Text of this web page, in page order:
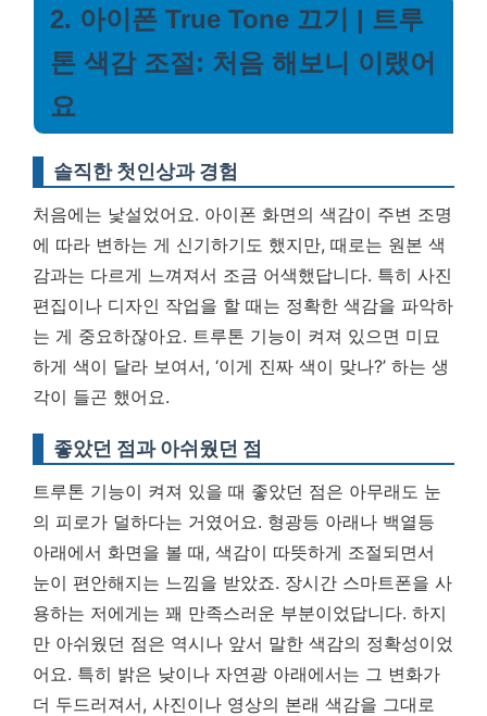
2. 아이폰 True Tone 끄기 | 트루
톤 색감 조절: 처음 해보니 이랬어
요
솔직한 첫인상과 경험
처음에는 낯설었어요. 아이폰 화면의 색감이 주변 조명
에 따라 변하는 게 신기하기도 했지만, 때로는 원본 색
감과는 다르게 느껴져서 조금 어색했답니다. 특히 사진
편집이나 디자인 작업을 할 때는 정확한 색감을 파악하
는 게 중요하잖아요. 트루톤 기능이 켜져 있으면 미묘
하게 색이 달라 보여서, ‘이게 진짜 색이 맞나?’ 하는 생
각이 들곤 했어요.
좋았던 점과 아쉬웠던 점
트루톤 기능이 켜져 있을 때 좋았던 점은 아무래도 눈
의 피로가 덜하다는 거였어요. 형광등 아래나 백열등
아래에서 화면을 볼 때, 색감이 따뜻하게 조절되면서
눈이 편안해지는 느낌을 받았죠. 장시간 스마트폰을 사
용하는 저에게는 꽤 만족스러운 부분이었답니다. 하지
만 아쉬웠던 점은 역시나 앞서 말한 색감의 정확성이었
어요. 특히 밝은 낮이나 자연광 아래에서는 그 변화가
더 두드러져서, 사진이나 영상의 본래 색감을 그대로